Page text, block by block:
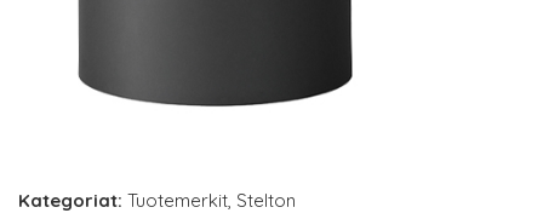
Kategoriat: Tuotemerkit, Stelton